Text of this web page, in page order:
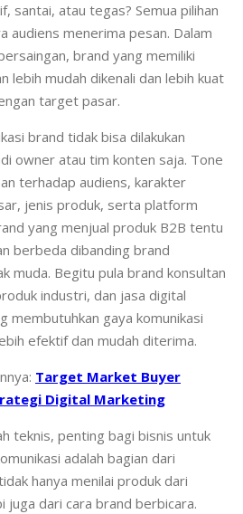
santai, atau tegas? Semua pilihan
audiens menerima pesan. Dalam
brand yang memiliki
lebih mudah dikenali dan lebih kuat
target pasar.
brand tidak bisa dilakukan
owner atau tim konten saja. Tone
terhadap audiens, karakter
jenis produk, serta platform
yang menjual produk B2B tentu
berbeda dibanding brand
muda. Begitu pula brand konsultan
industri, dan jasa digital
membutuhkan gaya komunikasi
efektif dan mudah diterima.
Target Market Buyer
Digital Marketing
teknis, penting bagi bisnis untuk
adalah bagian dari
hanya menilai produk dari
juga dari cara brand berbicara.